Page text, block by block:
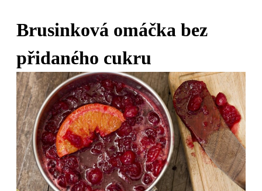
Brusinková omáčka bez
přidaného cukru